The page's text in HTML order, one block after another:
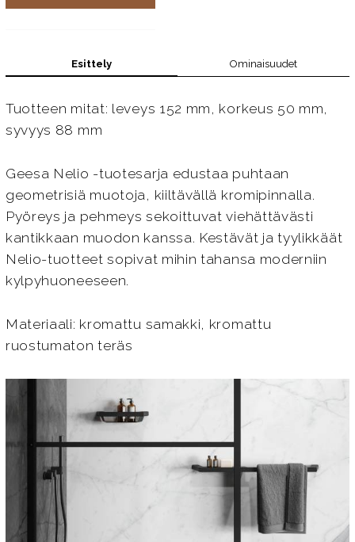
Esittely Ominaisuudet
Tuotteen mitat: leveys 152 mm, korkeus 50 mm,
syvyys 88 mm
Geesa Nelio -tuotesarja edustaa puhtaan
geometrisiä muotoja, kiiltävällä kromipinnalla.
Pyöreys ja pehmeys sekoittuvat viehättävästi
kantikkaan muodon kanssa. Kestävät ja tyylikkäät
Nelio-tuotteet sopivat mihin tahansa moderniin
kylpyhuoneeseen.
Materiaali: kromattu samakki, kromattu
ruostumaton teräs